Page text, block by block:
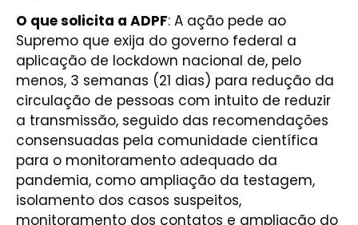
O que solicita a ADPF: A ação pede ao
Supremo que exija do governo federal a
aplicação de lockdown nacional de, pelo
menos, 3 semanas (21 dias) para redução da
circulação de pessoas com intuito de reduzir
a transmissão, seguido das recomendações
consensuadas pela comunidade científica
para o monitoramento adequado da
pandemia, como ampliação da testagem,
isolamento dos casos suspeitos,
monitoramento dos contatos e ampliação do